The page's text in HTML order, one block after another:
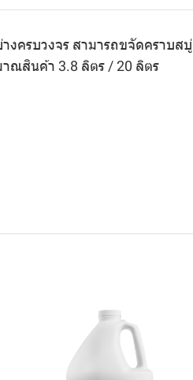
ครบวงจร สามารถขจัดคราบสบู่
ณสินค้า 3.8 ลิตร / 20 ลิตร